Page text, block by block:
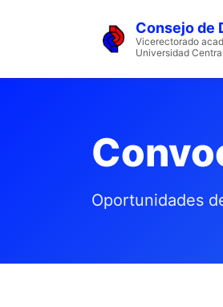
Consejo de
Vicerectorado
Universidad
Oportunidades